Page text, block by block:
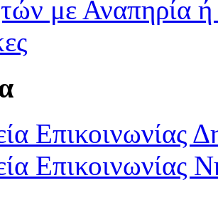
με Αναπηρία ή /
Επικοινωνίας
Επικοινωνίας